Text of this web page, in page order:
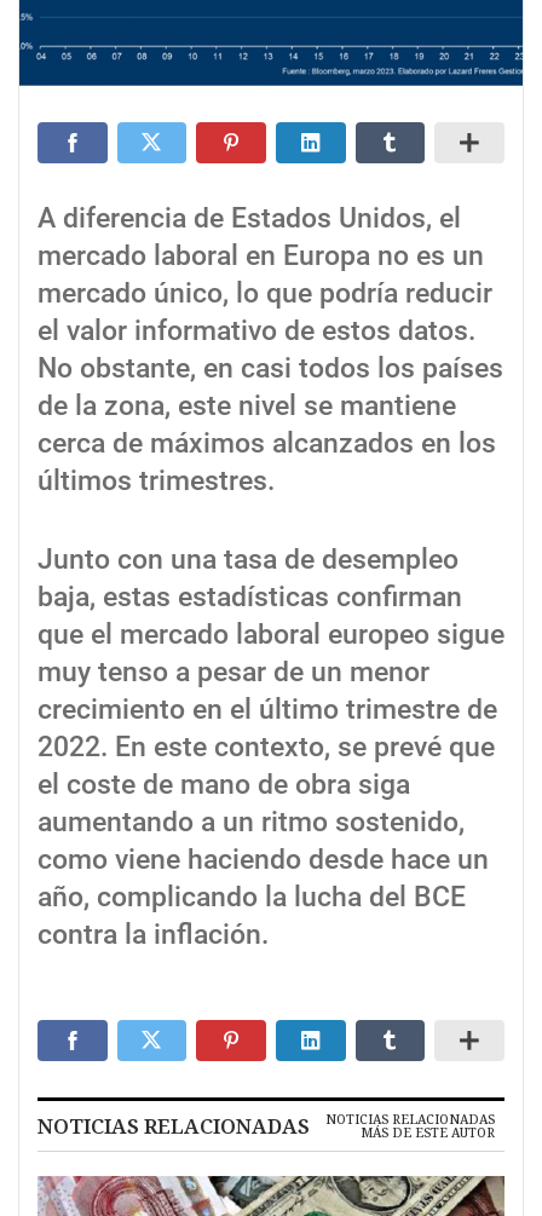
A diferencia de Estados Unidos, el
mercado laboral en Europa no es un
mercado único, lo que podría reducir
el valor informativo de estos datos.
No obstante, en casi todos los países
de la zona, este nivel se mantiene
cerca de máximos alcanzados en los
últimos trimestres.
Junto con una tasa de desempleo
baja, estas estadísticas confirman
que el mercado laboral europeo sigue
muy tenso a pesar de un menor
crecimiento en el último trimestre de
2022. En este contexto, se prevé que
el coste de mano de obra siga
aumentando a un ritmo sostenido,
como viene haciendo desde hace un
año, complicando la lucha del BCE
contra la inflación.
NOTICIAS RELACIONADAS NOTICIAS RELACIONADAS
MÁS DE ESTE AUTOR